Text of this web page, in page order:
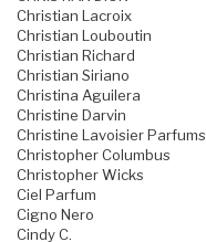
Christian Lacroix
Christian Louboutin
Christian Richard
Christian Siriano
Christina Aguilera
Christine Darvin
Christine Lavoisier Parfums
Christopher Columbus
Christopher Wicks
Ciel Parfum
Cigno Nero
Cindy C.